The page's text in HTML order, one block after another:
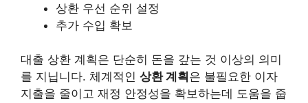
상환 우선 순위 설정
추가 수입 확보
대출 상환 계획은 단순히 돈을 갚는 것 이상의 의미
를 지닙니다. 체계적인 상환 계획 은 불필요한 이자
지출을 줄이고 재정 안정성을 확보하는데 도움을 줍